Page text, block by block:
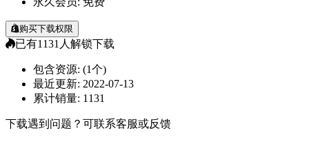
购买下载权限
已有1131人解锁下载
包含资源: (1个)
最近更新: 2022-07-13
累计销量: 1131
下载遇到问题？可联系客服或反馈